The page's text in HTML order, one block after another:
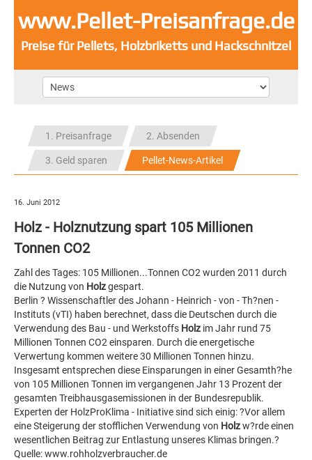
www.Pellet-Preisanfrage.de
Preise für Pellets, Holzbriketts und Hackschnitzel
1. Preisanfrage 2. Absenden
3. Geld sparen Pellet-News-Artikel
16. Juni 2012
Holz - Holznutzung spart 105 Millionen
Tonnen CO2
Zahl des Tages: 105 Millionen...Tonnen CO2 wurden 2011 durch
die Nutzung von Holzgespart.
Berlin ? Wissenschaftler des Johann - Heinrich - von - Th?nen -
Instituts (vTI) haben berechnet, dass die Deutschen durch die
Verwendung des Bau - und Werkstoffs Holz im Jahr rund 75
Millionen Tonnen CO2 einsparen. Durch die energetische
Verwertung kommen weitere 30 Millionen Tonnen hinzu.
Insgesamt entsprechen diese Einsparungen in einer Gesamth?he
von 105 Millionen Tonnen im vergangenen Jahr 13 Prozent der
gesamten Treibhausgasemissionen in der Bundesrepublik.
Experten der HolzProKlima - Initiative sind sich einig: ?Vor allem
eine Steigerung der stofflichen Verwendung von Holzw?rde einen
wesentlichen Beitrag zur Entlastung unseres Klimas bringen.?
Quelle: www.rohholzverbraucher.de